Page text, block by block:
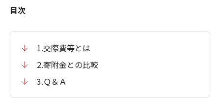
目次
1.交際費等とは
2.寄附金との比較
3.Ｑ＆Ａ